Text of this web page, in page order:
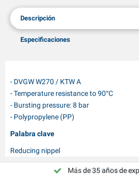
Descripción
Especificaciones
- DVGW W270 / KTW A
- Temperature resistance to 90°C
- Bursting pressure: 8 bar
- Polypropylene (PP)
Palabra clave
Reducing nippel
¡Elija PAT
Más de 35 años de